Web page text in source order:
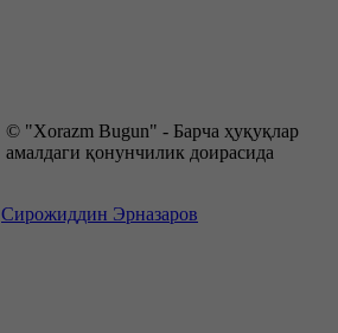
© "Xorazm Bugun" - Барча ҳуқуқлар
амалдаги қонунчилик доирасида
Сирожиддин Эрназаров